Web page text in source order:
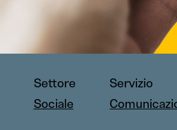
Settore
Sociale
Servizio